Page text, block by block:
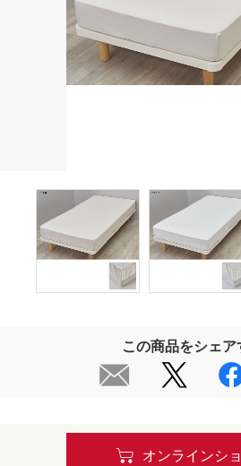
この商品をシェア
オンラインシ